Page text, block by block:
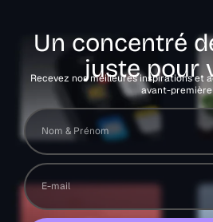
Un concentré
juste pour
Recevez nos meilleures inspirations et
avant-première